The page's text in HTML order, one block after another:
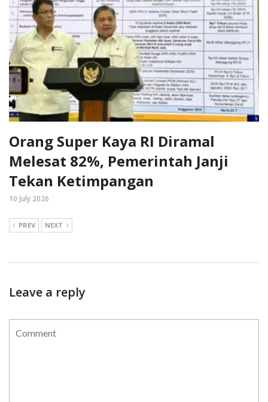
Orang Super Kaya RI Diramal
Melesat 82%, Pemerintah Janji
Tekan Ketimpangan
10 July 2026
PREV NEXT
Leave a reply